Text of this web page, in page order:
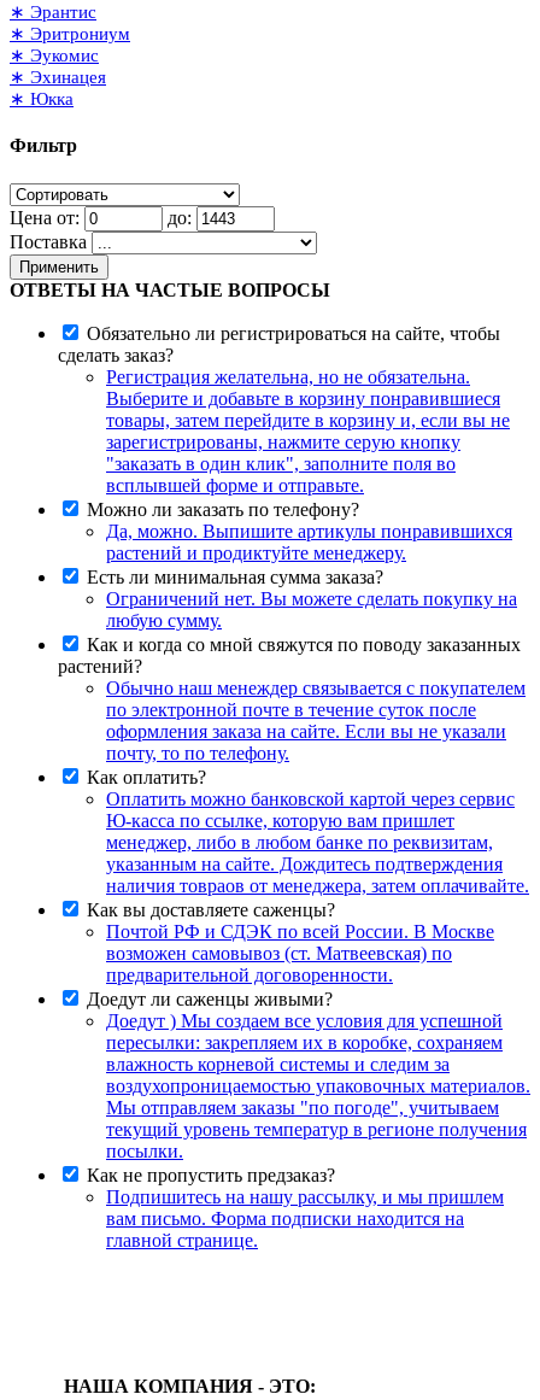
∗ Эрантис
∗ Эритрониум
∗ Эукомис
∗ Эхинацея
∗ Юкка
Фильтр
Цена от:
до:
Поставка
Применить
ОТВЕТЫ НА ЧАСТЫЕ ВОПРОСЫ
Обязательно ли регистрироваться на сайте, чтобы
сделать заказ?
Регистрация желательна, но не обязательна.
Выберите и добавьте в корзину понравившиеся
товары, затем перейдите в корзину и, если вы не
зарегистрированы, нажмите серую кнопку
"заказать в один клик", заполните поля во
всплывшей форме и отправьте.
Можно ли заказать по телефону?
Да, можно. Выпишите артикулы понравившихся
растений и продиктуйте менеджеру.
Есть ли минимальная сумма заказа?
Ограничений нет. Вы можете сделать покупку на
любую сумму.
Как и когда со мной свяжутся по поводу заказанных
растений?
Обычно наш менеждер связывается с покупателем
по электронной почте в течение суток после
оформления заказа на сайте. Если вы не указали
почту, то по телефону.
Как оплатить?
Оплатить можно банковской картой через сервис
Ю-касса по ссылке, которую вам пришлет
менеджер, либо в любом банке по реквизитам,
указанным на сайте. Дождитесь подтверждения
наличия товраов от менеджера, затем оплачивайте.
Как вы доставляете саженцы?
Почтой РФ и СДЭК по всей России. В Москве
возможен самовывоз (ст. Матвеевская) по
предварительной договоренности.
Доедут ли саженцы живыми?
Доедут ) Мы создаем все условия для успешной
пересылки: закрепляем их в коробке, сохраняем
влажность корневой системы и следим за
воздухопроницаемостью упаковочных материалов.
Мы отправляем заказы "по погоде", учитываем
текущий уровень температур в регионе получения
посылки.
Как не пропустить предзаказ?
Подпишитесь на нашу рассылку, и мы пришлем
вам письмо. Форма подписки находится на
главной странице.
НАША КОМПАНИЯ - ЭТО: